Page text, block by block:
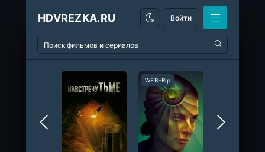
HDVREZKA.RU Войти
WEB-Rip
10